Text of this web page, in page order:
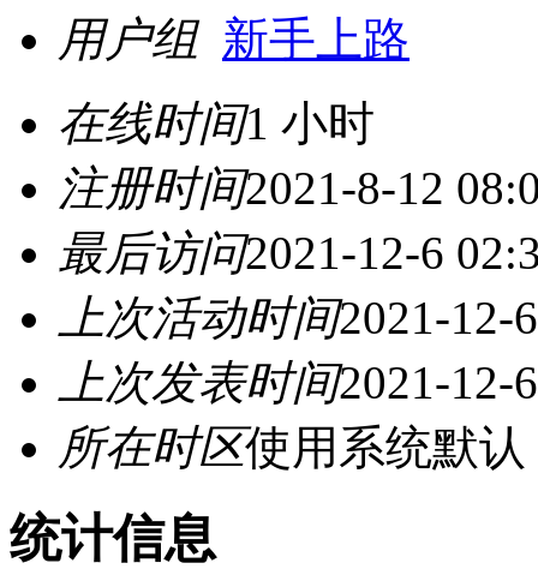
用户组 新手上路
在线时间1 小时
注册时间2021-8-12
最后访问2021-12-6
上次活动时间2021-12-
上次发表时间2021-12-
所在时区使用系统默认
统计信息